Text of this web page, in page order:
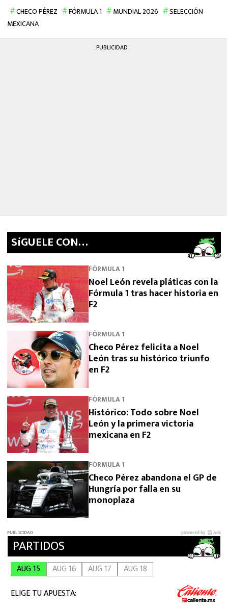
CHECO PÉREZ FÓRMULA 1 MUNDIAL 2026
SELECCIÓN
MEXICANA
PUBLICIDAD
SíGUELE CON…
FÓRMULA 1
Noel León revela pláticas con la
Fórmula 1 tras hacer historia en
F2
FÓRMULA 1
Checo Pérez felicita a Noel
León tras su histórico triunfo
en F2
FÓRMULA 1
Histórico: Todo sobre Noel
León y la primera victoria
mexicana en F2
FÓRMULA 1
Checo Pérez abandona el GP de
Hungría por falla en su
monoplaza